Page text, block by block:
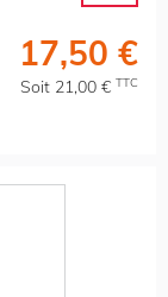
17,50 €
Soit 21,00 € TTC